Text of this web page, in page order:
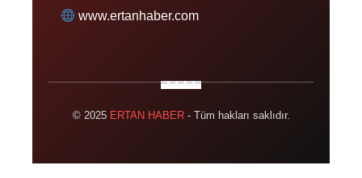
www.ertanhaber.com
© 2025 ERTAN HABER- Tüm hakları saklıdır.